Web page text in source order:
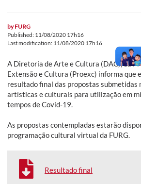
byFURG
Published: 11/08/2020 17h16
Last modification: 11/08/2020 17h16
A Diretoria de Arte e Cultura (DAC), da
Extensão e Cultura (Proexc) informa que
resultado final das propostas submetidas
artísticas e culturais para utilização em
tempos de Covid-19.
As propostas contempladas estarão
programação cultural virtual da FURG.
Resultado final